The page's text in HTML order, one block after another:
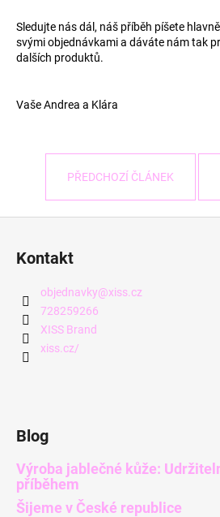
Sledujte nás dál, náš příběh píšete
svými objednávkami a dáváte nám tak
dalších produktů.
Vaše Andrea a Klára
PŘEDCHOZÍ ČLÁNEK
Kontakt
objednavky@xiss.cz
728259266
XISS Brand
xiss.cz/
Blog
Výroba jablečné kůže:
příběhem
Šijeme v České republice